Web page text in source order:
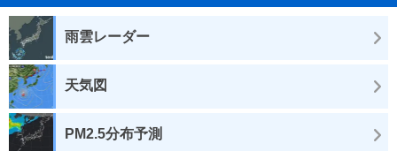
雨雲レーダー
天気図
PM2.5分布予測